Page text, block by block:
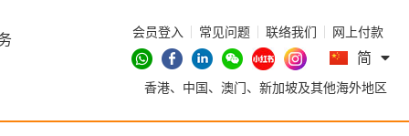
会员登入 常见问题 联络我们 网上付款
简
En
繁
香港、中国、澳门、新加坡及其他海外地区